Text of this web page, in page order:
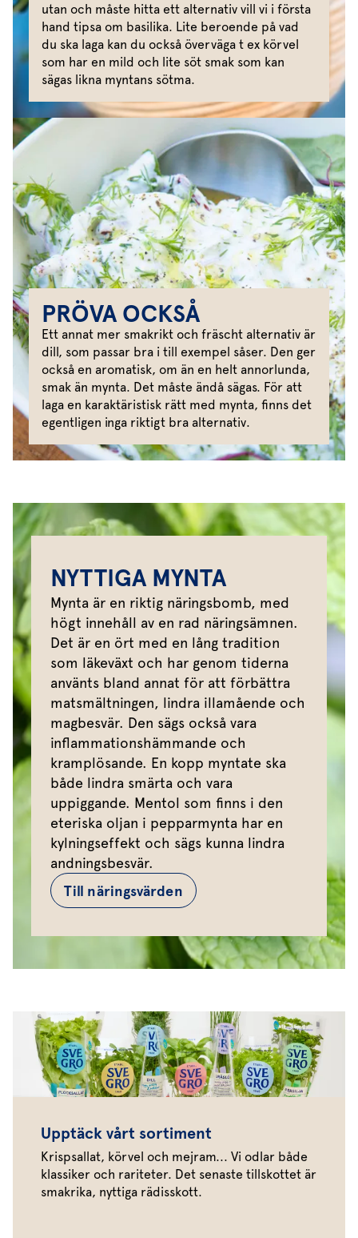
utan och måste hitta ett alternativ vill vi i första
hand tipsa om basilika. Lite beroende på vad
du ska laga kan du också överväga t ex körvel
som har en mild och lite söt smak som kan
sägas likna myntans sötma.
PRÖVA OCKSÅ
Ett annat mer smakrikt och fräscht alternativ är
dill, som passar bra i till exempel såser. Den ger
också en aromatisk, om än en helt annorlunda,
smak än mynta. Det måste ändå sägas. För att
laga en karaktäristisk rätt med mynta, finns det
egentligen inga riktigt bra alternativ.
NYTTIGA MYNTA
Mynta är en riktig näringsbomb, med
högt innehåll av en rad näringsämnen.
Det är en ört med en lång tradition
som läkeväxt och har genom tiderna
använts bland annat för att förbättra
matsmältningen, lindra illamående och
magbesvär. Den sägs också vara
inflammationshämmande och
kramplösande. En kopp myntate ska
både lindra smärta och vara
uppiggande. Mentol som finns i den
eteriska oljan i pepparmynta har en
kylningseffekt och sägs kunna lindra
andningsbesvär.
Till näringsvärden
Upptäck vårt sortiment
Krispsallat, körvel och mejram... Vi odlar både
klassiker och rariteter. Det senaste tillskottet är
smakrika, nyttiga rädisskott.